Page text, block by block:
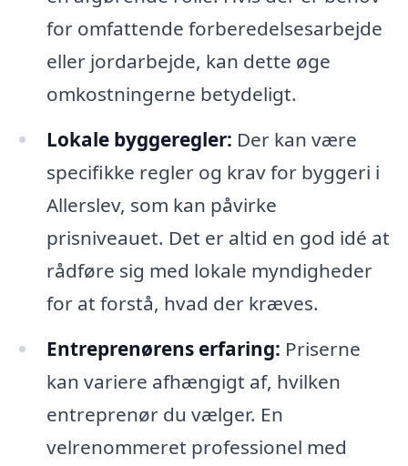
for omfattende forberedelsesarbejde
eller jordarbejde, kan dette øge
omkostningerne betydeligt.
Lokale byggeregler: Der kan være
specifikke regler og krav for byggeri i
Allerslev, som kan påvirke
prisniveauet. Det er altid en god idé at
rådføre sig med lokale myndigheder
for at forstå, hvad der kræves.
Entreprenørens erfaring: Priserne
kan variere afhængigt af, hvilken
entreprenør du vælger. En
velrenommeret professionel med